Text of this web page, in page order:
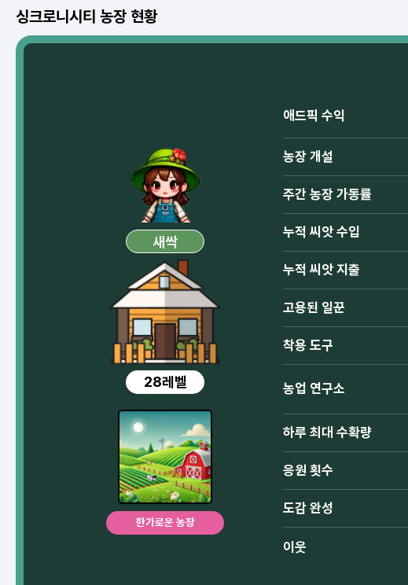
싱크로니시티 농장 현황
새싹
28레벨
한가로운 농장
애드픽 수익
농장 개설
주간 농장 가동률
누적 씨앗 수입
누적 씨앗 지출
고용된 일꾼
착용 도구
농업 연구소
하루 최대 수확량
응원 횟수
도감 완성
이웃